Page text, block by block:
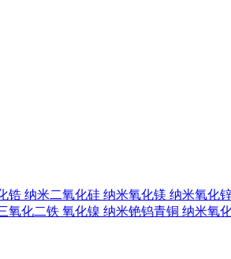
锆 纳米二氧化硅 纳米氧化镁 纳米氧化
氧化二铁 氧化镍 纳米铯钨青铜 纳米氧